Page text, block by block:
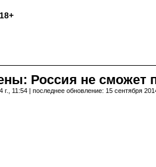
Россия не сможет
11:54 | последнее обновление: 15 сентября